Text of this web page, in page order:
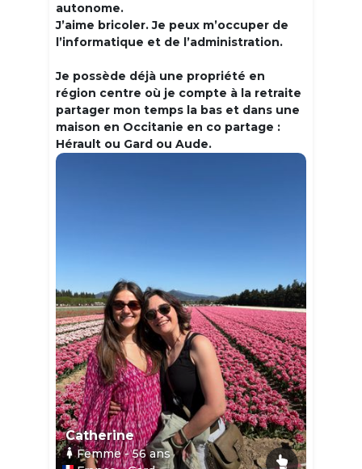
autonome.
J’aime bricoler. Je peux m’occuper de
l’informatique et de l’administration.
Je possède déjà une propriété en
région centre où je compte à la retraite
partager mon temps la bas et dans une
maison en Occitanie en co partage :
Hérault ou Gard ou Aude.
Catherine
Femme- 56ans